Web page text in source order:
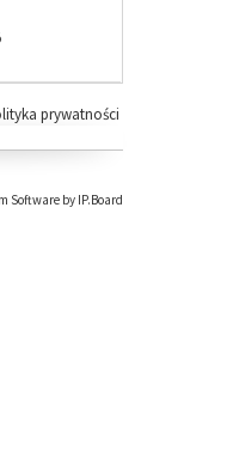
prywatności
Software by IP.Board